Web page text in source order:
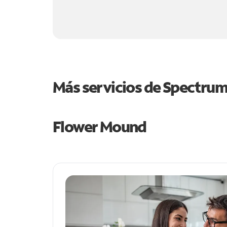
Más servicios de
Flower Mound